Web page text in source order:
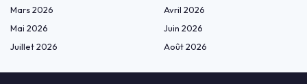
Mars 2026
Avril 2026
Mai 2026
Juin 2026
Juillet 2026
Août 2026